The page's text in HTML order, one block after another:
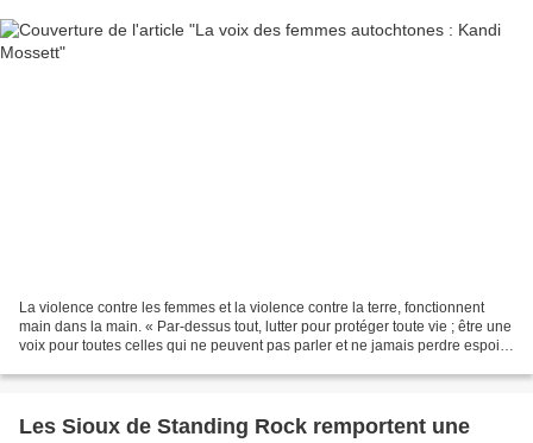
La violence contre les femmes et la violence contre la terre, fonctionnent
main dans la main. « Par-dessus tout, lutter pour protéger toute vie ; être une
voix pour toutes celles qui ne peuvent pas parler et ne jamais perdre espoir
Les Sioux de Standing Rock remportent une